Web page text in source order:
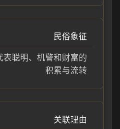
民俗象征
表聪明、机警和财富的
积累与流转
关联理由